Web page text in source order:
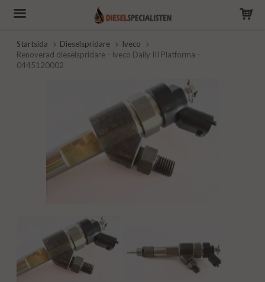
Startsida Dieselspridare
Iveco
Renoverad dieselspridare - Iveco Daily III Platforma -
0445120002